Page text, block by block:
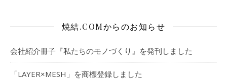
焼結.COMからのお知らせ
会社紹介冊子『私たちのモノづくり』を発刊しました
「LAYER×MESH」を商標登録しました